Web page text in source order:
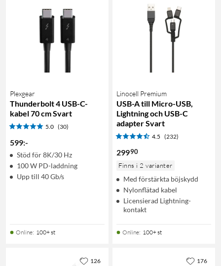
Plexgear
Thunderbolt 4 USB-C-
kabel 70 cm Svart
5.0 (30)
599:-
Stöd för 8K/30 Hz
100 W PD-laddning
Upp till 40 Gb/s
Online: 100+ st
Linocell Premium
USB-A till Micro-USB,
Lightning och USB-C
adapter Svart
4.5 (232)
29990
Finns i 2 varianter
Med förstärkta böjskydd
Nylonflätad kabel
Licensierad Lightning-
kontakt
Online: 100+ st
126 176